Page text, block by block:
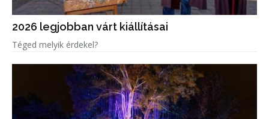
2026 legjobban várt kiállításai
Téged melyik érdekel?